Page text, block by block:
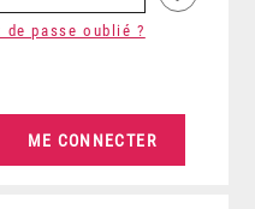
de passe oublié ?